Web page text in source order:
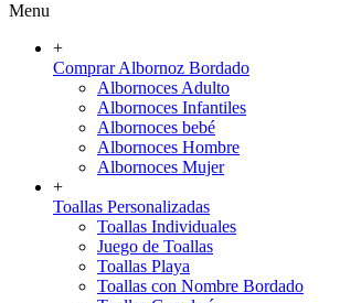
Menu
+
Comprar Albornoz Bordado
Albornoces Adulto
Albornoces Infantiles
Albornoces bebé
Albornoces Hombre
Albornoces Mujer
+
Toallas Personalizadas
Toallas Individuales
Juego de Toallas
Toallas Playa
Toallas con Nombre Bordado